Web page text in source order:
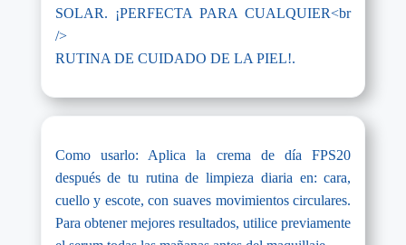
SOLAR. ¡PERFECTA PARA CUALQUIER<br
/>
RUTINA DE CUIDADO DE LA PIEL!.
Como usarlo: Aplica la crema de día FPS20
después de tu rutina de limpieza diaria en: cara,
cuello y escote, con suaves movimientos circulares.
Para obtener mejores resultados, utilice previamente